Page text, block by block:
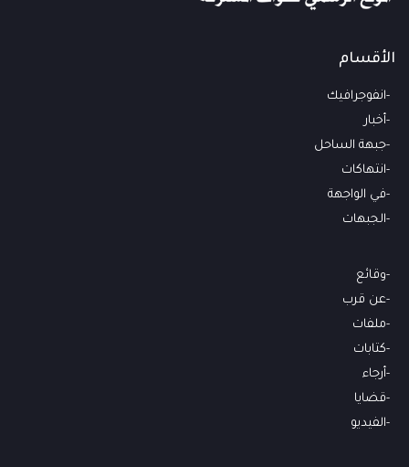
الأقسام
انفوجرافيك
أخبار
جبهة الساحل
انتهاكات
في الواجهة
الجبهات
وقائع
عن قرب
ملفات
كتابات
أرجاء
قضايا
الفيديو